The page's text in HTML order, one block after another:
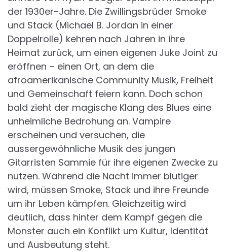
der 1930er-Jahre. Die Zwillingsbrüder Smoke
und Stack (Michael B. Jordan in einer
Doppelrolle) kehren nach Jahren in ihre
Heimat zurück, um einen eigenen Juke Joint zu
eröffnen – einen Ort, an dem die
afroamerikanische Community Musik, Freiheit
und Gemeinschaft feiern kann. Doch schon
bald zieht der magische Klang des Blues eine
unheimliche Bedrohung an. Vampire
erscheinen und versuchen, die
aussergewöhnliche Musik des jungen
Gitarristen Sammie für ihre eigenen Zwecke zu
nutzen. Während die Nacht immer blutiger
wird, müssen Smoke, Stack und ihre Freunde
um ihr Leben kämpfen. Gleichzeitig wird
deutlich, dass hinter dem Kampf gegen die
Monster auch ein Konflikt um Kultur, Identität
und Ausbeutung steht.